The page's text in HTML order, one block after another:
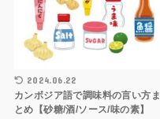
2024.06.22
カンボジア語で調味料の言い方ま
とめ【砂糖/酒/ソース/味の素】